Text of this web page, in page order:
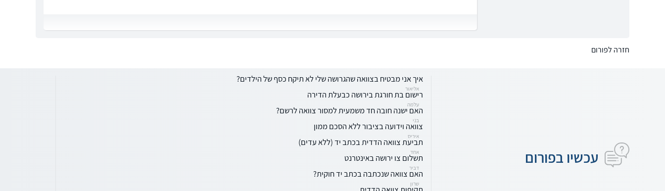
חזרה לפורום
עכשיו בפורום
איך אני מבטיח בצוואה שהגרושה שלי לא תיקח כסף של הילדים?
אליאור
רישום בת חורגת בירושה כבעלת הדירה
עלמה
האם ישנה חובה חד משמעית למסור צוואה לרשם?
בני
צוואה וידועה בציבור ללא הסכם ממון
איריס
תביעת צוואה הדדית בכתב יד (ללא עדים)
אחד
תשלום צו ירושה באינטרנט
דביר
האם צוואה שנכתבה בכתב יד חוקית?
שרון